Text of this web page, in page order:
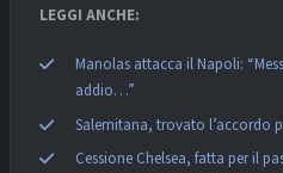
LEGGI ANCHE:
Manolas attacca il Napoli:
addio…”
Salernitana, trovato l’accordo
Cessione Chelsea, fatta per il